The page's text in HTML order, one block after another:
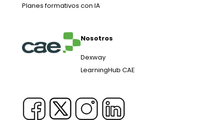
Planes formativos con IA
Nosotros
Dexway
LearningHub CAE